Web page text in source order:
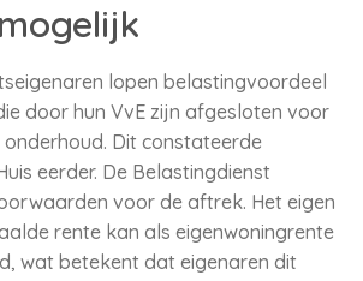
lopen belastingvoordeel
door hun VvE zijn afgesloten voor
Dit constateerde
eerder. De Belastingdienst
voor de aftrek. Het eigen
rente kan als eigenwoningrente
wat betekent dat eigenaren dit